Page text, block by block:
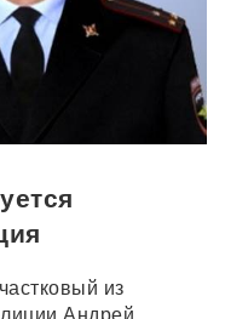
из
Андрей